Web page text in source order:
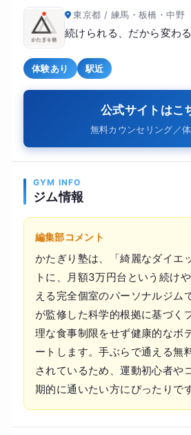
東京都 / 練馬・板橋・中野
続けられる、だから変わ
体験あり 駅近
公式サイトはこ
無料カウンセリング／
GYM INFO
ジム情報
編集部コメント
かたぎり塾は、「綺麗なダイエ
トに、月額3万円台という続け
える完全個室のパーソナルジム
が監修した科学的根拠に基づく
理な食事制限をせず健康的なボ
ートします。手ぶらで通える無
されているため、運動初心者や
期的に通いたい方にぴったりです